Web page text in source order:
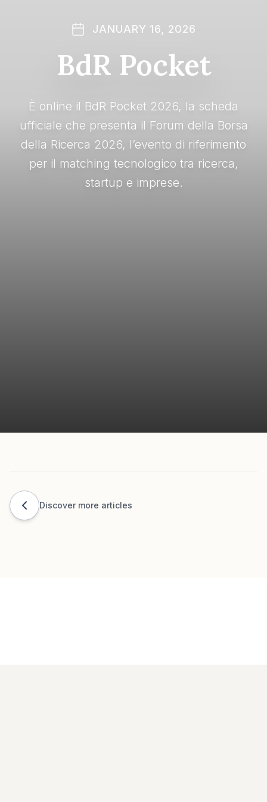
JANUARY 16, 2026
BdR Pocket
È online il BdR Pocket 2026, la scheda
ufficiale che presenta il Forum della Borsa
della Ricerca 2026, l’evento di riferimento
per il matching tecnologico tra ricerca,
startup e imprese.
Discover more articles